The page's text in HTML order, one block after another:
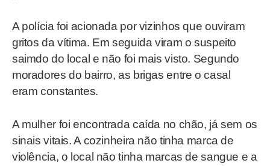
A polícia foi acionada por vizinhos que ouviram
gritos da vítima. Em seguida viram o suspeito
saimdo do local e não foi mais visto. Segundo
moradores do bairro, as brigas entre o casal
eram constantes.
A mulher foi encontrada caída no chão, já sem os
sinais vitais. A cozinheira não tinha marca de
violência, o local não tinha marcas de sangue e a